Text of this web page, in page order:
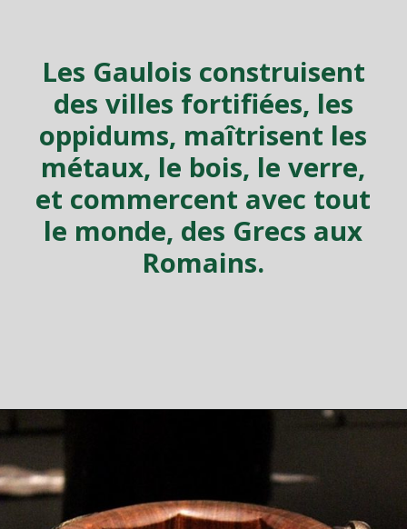
Les Gaulois construisent
des villes fortifiées, les
oppidums, maîtrisent les
métaux, le bois, le verre,
et commercent avec tout
le monde, des Grecs aux
Romains.